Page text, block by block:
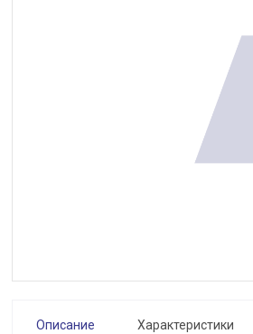
Описание Характеристики